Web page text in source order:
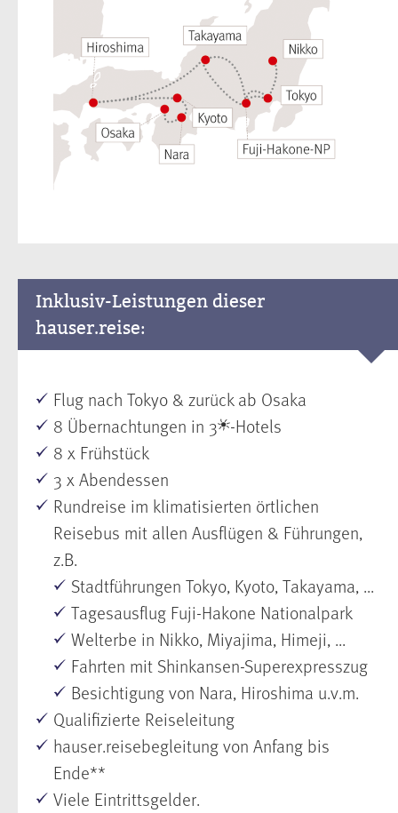
Inklusiv-Leistungen dieser
hauser.reise:
Flug nach Tokyo & zurück ab Osaka
8 Übernachtungen in 3 -Hotels
8 x Frühstück
3 x Abendessen
Rundreise im klimatisierten örtlichen
Reisebus mit allen Ausflügen & Führungen,
z.B.
Stadtführungen Tokyo, Kyoto, Takayama, ...
Tagesausflug Fuji-Hakone Nationalpark
Welterbe in Nikko, Miyajima, Himeji, ...
Fahrten mit Shinkansen-Superexpresszug
Besichtigung von Nara, Hiroshima u.v.m.
Qualifizierte Reiseleitung
hauser.reisebegleitung von Anfang bis
Ende**
Viele Eintrittsgelder.